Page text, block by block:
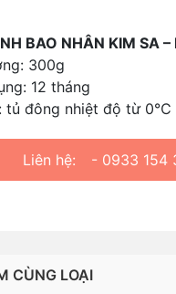
BAO NHÂN KIM SA –
300g
12 tháng
tủ đông nhiệt độ từ
Liên hệ: - 0933 154
CÙNG LOẠI